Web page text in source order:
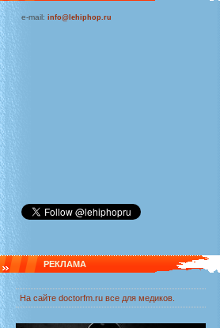
e-mail: info@lehiphop.ru
РЕКЛАМА
На сайте doctorfm.ru все для медиков.